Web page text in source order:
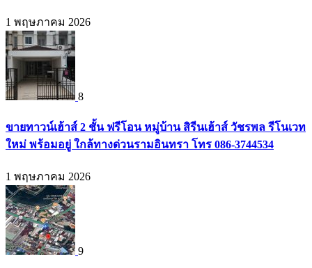
1 พฤษภาคม 2026
8
ขายทาวน์เฮ้าส์ 2 ชั้น ฟรีโอน หมู่บ้าน สิรีนเฮ้าส์ วัชรพล รีโนเวท
ใหม่ พร้อมอยู่ ใกล้ทางด่วนรามอินทรา โทร 086-3744534
1 พฤษภาคม 2026
9